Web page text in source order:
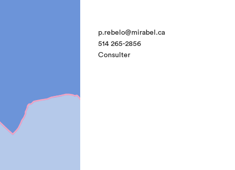
p.rebelo@mirabel.ca
514 265-2856
Consulter